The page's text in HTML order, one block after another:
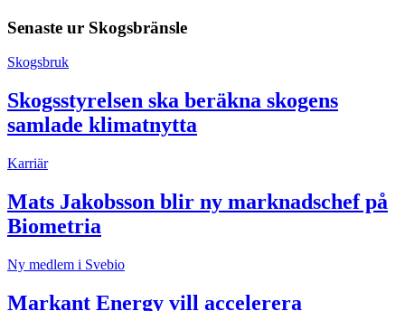
Senaste ur Skogsbränsle
Skogsbruk
Skogsstyrelsen ska beräkna skogens
samlade klimatnytta
Karriär
Mats Jakobsson blir ny marknadschef på
Biometria
Ny medlem i Svebio
Markant Energy vill accelerera